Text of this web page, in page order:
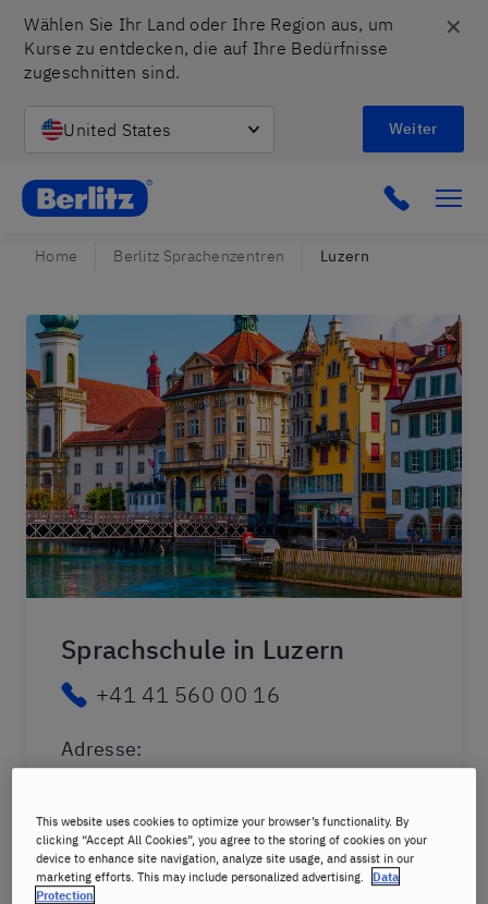
Wählen Sie Ihr Land oder Ihre Region aus, um
Kurse zu entdecken, die auf Ihre Bedürfnisse
zugeschnitten sind.
United States Weiter
✕
Berlitz CH
Home Berlitz Sprachenzentren Luzern
Sprachschule in Luzern
+41 41 560 00 16
Adresse:
6005 Luzern
Öffnungszeiten der Schule:
Montag bis Freitag 08:00-20:00
This website uses cookies to optimize your browser’s functionality. By
clicking “Accept All Cookies”, you agree to the storing of cookies on your
device to enhance site navigation, analyze site usage, and assist in our
marketing efforts. This may include personalized advertising.
Data
Protection